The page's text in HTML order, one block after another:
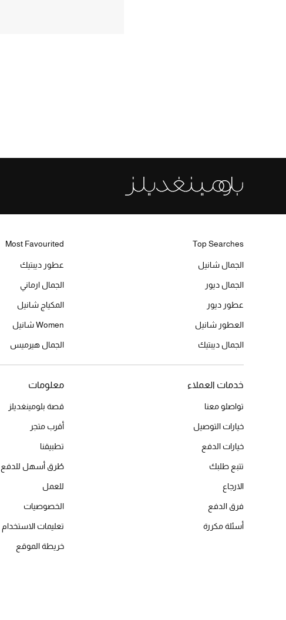
Top Searches
الجمال شانيل
الجمال ديور
عطور ديور
العطور شانيل
الجمال ديبتيك
Most Favourited
عطور ديبتيك
الجمال ارماني
المكياج شانيل
Women شانيل
الجمال هيرميس
خدمات العملاء
تواصلو معنا
خيارات التوصيل
خيارات الدفع
تتبع طلبك
الارجاع
فرق الدفع
أسئلة مكررة
معلومات
قصة بلومينغديلز
أقرب متجر
تطبيقنا
طُرق أسهل للدفع
للعمل
الخصوصيات
تعليمات الاستخدام
خريطة الموقع